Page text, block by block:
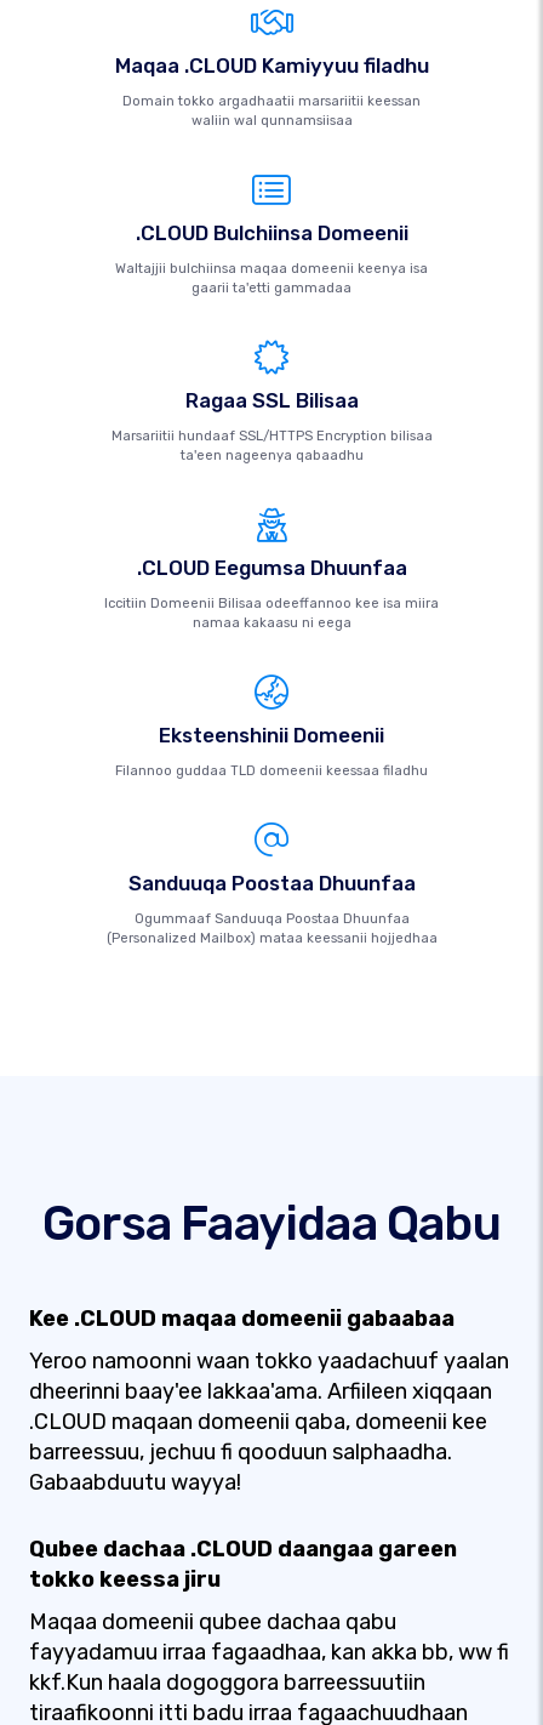
Maqaa .CLOUD Kamiyyuu filadhu
Domain tokko argadhaatii marsariitii keessan
waliin wal qunnamsiisaa
.CLOUD Bulchiinsa Domeenii
Waltajjii bulchiinsa maqaa domeenii keenya isa
gaarii ta'etti gammadaa
Ragaa SSL Bilisaa
Marsariitii hundaaf SSL/HTTPS Encryption bilisaa
ta'een nageenya qabaadhu
.CLOUD Eegumsa Dhuunfaa
Iccitiin Domeenii Bilisaa odeeffannoo kee isa miira
namaa kakaasu ni eega
Eksteenshinii Domeenii
Filannoo guddaa TLD domeenii keessaa filadhu
Sanduuqa Poostaa Dhuunfaa
Ogummaaf Sanduuqa Poostaa Dhuunfaa
(Personalized Mailbox) mataa keessanii hojjedhaa
Gorsa Faayidaa Qabu
Kee .CLOUD maqaa domeenii gabaabaa
Yeroo namoonni waan tokko yaadachuuf yaalan
dheerinni baay'ee lakkaa'ama. Arfiileen xiqqaan
.CLOUD maqaan domeenii qaba, domeenii kee
barreessuu, jechuu fi qooduun salphaadha.
Gabaabduutu wayya!
Qubee dachaa .CLOUD daangaa gareen
tokko keessa jiru
Maqaa domeenii qubee dachaa qabu
fayyadamuu irraa fagaadhaa, kan akka bb, ww fi
kkf.Kun haala dogoggora barreessuutiin
tiraafikoonni itti badu irraa fagaachuudhaan